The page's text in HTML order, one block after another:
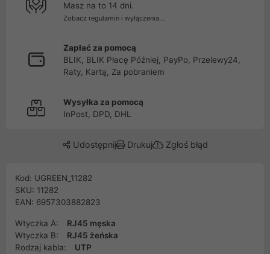
Masz na to 14 dni.
Zobacz regulamin i wyłączenia...
Zapłać za pomocą
BLIK, BLIK Płacę Później, PayPo, Przelewy24,
Raty, Kartą, Za pobraniem
Wysyłka za pomocą
InPost, DPD, DHL
Udostępnij Drukuj Zgłoś błąd
Kod: UGREEN_11282
SKU: 11282
EAN: 6957303882823
Wtyczka A:
RJ45 męska
Wtyczka B:
RJ45 żeńska
Rodzaj kabla:
UTP